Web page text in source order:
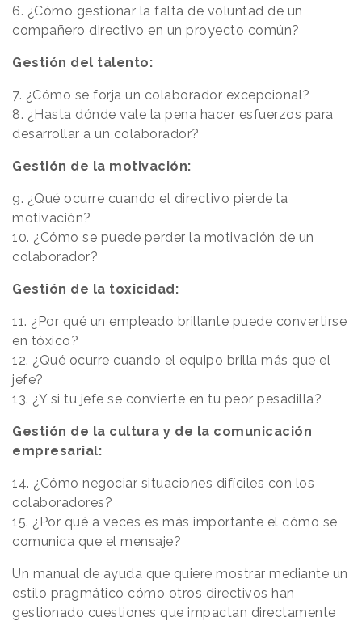
6. ¿Cómo gestionar la falta de voluntad de un
compañero directivo en un proyecto común?
Gestión del talento:
7. ¿Cómo se forja un colaborador excepcional?
8. ¿Hasta dónde vale la pena hacer esfuerzos para
desarrollar a un colaborador?
Gestión de la motivación:
9. ¿Qué ocurre cuando el directivo pierde la
motivación?
10. ¿Cómo se puede perder la motivación de un
colaborador?
Gestión de la toxicidad:
11. ¿Por qué un empleado brillante puede convertirse
en tóxico?
12. ¿Qué ocurre cuando el equipo brilla más que el
jefe?
13. ¿Y si tu jefe se convierte en tu peor pesadilla?
Gestión de la cultura y de la comunicación
empresarial:
14. ¿Cómo negociar situaciones difíciles con los
colaboradores?
15. ¿Por qué a veces es más importante el cómo se
comunica que el mensaje?
Un manual de ayuda que quiere mostrar mediante un
estilo pragmático cómo otros directivos han
gestionado cuestiones que impactan directamente